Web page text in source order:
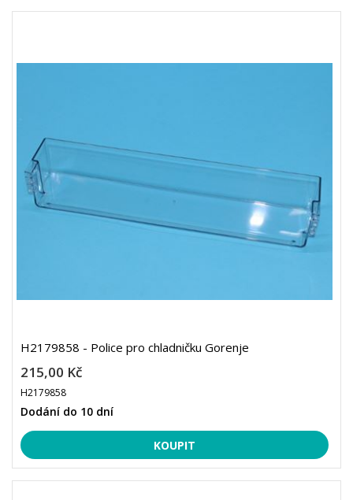
H2179858 - Police pro chladničku Gorenje
215,00 Kč
H2179858
Dodání do 10 dní